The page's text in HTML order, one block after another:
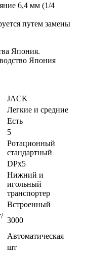
6,4 мм (1/4
путем замены
Япония.
Япония
JACK
Легкие и средние
Есть
5
Ротационный
стандартный
DPx5
Нижний и
игольный
транспортер
Встроенный
3000
Автоматическая
шт